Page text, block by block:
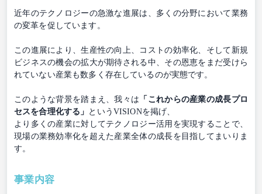
近年のテクノロジーの急激な進展は、多くの分野において業務
の変革を促しています。
この進展により、生産性の向上、コストの効率化、そして新規
ビジネスの機会の拡大が期待される中、その恩恵をまだ受けら
れていない産業も数多く存在しているのが実態です。
このような背景を踏まえ、我々は 「これからの産業の成長プロ
セスを合理化する」 というVISIONを掲げ、
より多くの産業に対してテクノロジー活用を実現することで、
現場の業務効率化を超えた産業全体の成長を目指してまいりま
す。
事業内容